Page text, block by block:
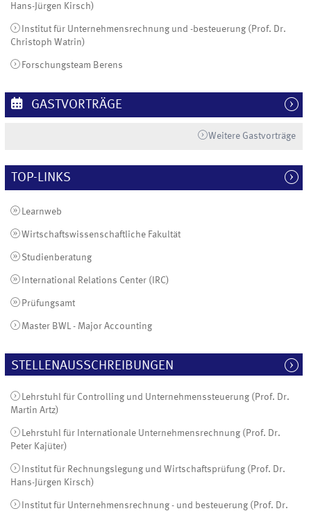
Hans-Jürgen Kirsch)
Institut für Unternehmensrechnung und -besteuerung (Prof. Dr.
Christoph Watrin)
Forschungsteam Berens
GASTVORTRÄGE
Weitere Gastvorträge
TOP-LINKS
Learnweb
Wirtschaftswissenschaftliche Fakultät
Studienberatung
International Relations Center (IRC)
Prüfungsamt
Master BWL - Major Accounting
STELLENAUSSCHREIBUNGEN
Lehrstuhl für Controlling und Unternehmenssteuerung (Prof. Dr.
Martin Artz)
Lehrstuhl für Internationale Unternehmensrechnung (Prof. Dr.
Peter Kajüter)
Institut für Rechnungslegung und Wirtschaftsprüfung (Prof. Dr.
Hans-Jürgen Kirsch)
Institut für Unternehmensrechnung - und besteuerung (Prof. Dr.